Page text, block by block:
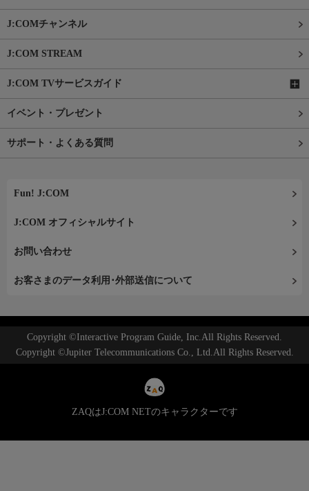
J:COMチャンネル
J:COM STREAM
J:COM TVサービスガイド
イベント・プレゼント
サポート・よくある質問
Fun! J:COM
J:COM オフィシャルサイト
お問い合わせ
お客さまのデータ利用･外部送信について
Copyright ©Interactive Program Guide, Inc.All Rights Reserved.
Copyright ©Jupiter Telecommunications Co., Ltd.All Rights Reserved.
ZAQはJ:COM NETのキャラクターです